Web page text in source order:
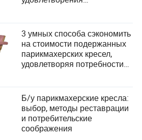
3 умных способа сэкономить
на стоимости подержанных
парикмахерских кресел,
удовлетворяя потребности
Б/у парикмахерские кресла:
выбор, методы реставрации
и потребительские
соображения